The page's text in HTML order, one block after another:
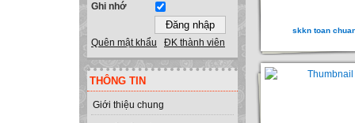
Ghi nhớ
Quên mật khẩu ĐK thành viên
THÔNG TIN
Giới thiệu chung
skkn toan